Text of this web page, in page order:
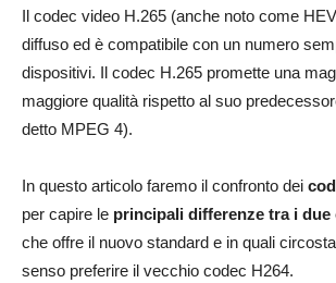
Il codec video H.265 (anche noto come
diffuso ed è compatibile con un numero
dispositivi. Il codec H.265 promette una
maggiore qualità rispetto al suo
detto MPEG 4).
In questo articolo faremo il confronto dei
per capire le principali differenze tra i due
che offre il nuovo standard e in quali
senso preferire il vecchio codec H264.